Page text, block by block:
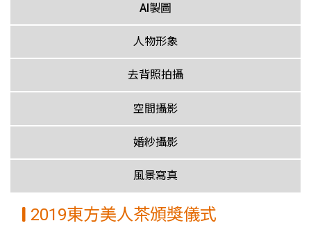
AI製圖
人物形象
去背照拍攝
空間攝影
婚紗攝影
風景寫真
2019東方美人茶頒獎儀式